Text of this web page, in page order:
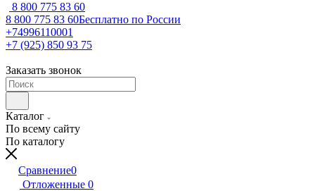
8 800 775 83 60
8 800 775 83 60Бесплатно по России
+74996110001
+7 (925) 850 93 75
Заказать звонок
Каталог
По всему сайту
По каталогу
Сравнение0
Отложенные 0